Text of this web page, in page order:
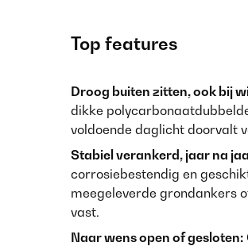
Top features
Droog buiten zitten, ook bij
dikke
voldoende daglicht doorvalt
Stabiel verankerd, jaar na
corrosiebestendig en
meegeleverde grondankers
vast.
Naar wens open of gesloten: